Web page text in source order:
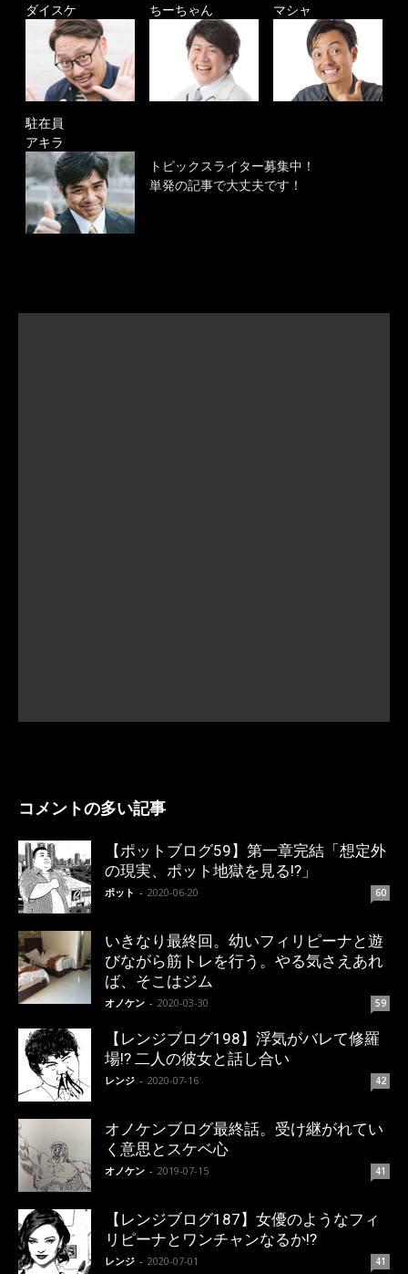
ダイスケ
ちーちゃん
マシャ
駐在員
アキラ
トピックスライター募集中！
単発の記事で大丈夫です！
コメントの多い記事
【ポットブログ59】第一章完結「想定外
の現実、ポット地獄を見る!?」
ポット - 2020-06-20 60
いきなり最終回。幼いフィリピーナと遊
びながら筋トレを行う。やる気さえあれ
ば、そこはジム
オノケン - 2020-03-30 59
【レンジブログ198】浮気がバレて修羅
場!? 二人の彼女と話し合い
レンジ - 2020-07-16 42
オノケンブログ最終話。受け継がれてい
く意思とスケベ心
オノケン - 2019-07-15 41
【レンジブログ187】女優のようなフィ
リピーナとワンチャンなるか!?
レンジ - 2020-07-01 41